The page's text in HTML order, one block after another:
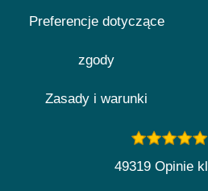
Preferencje dotyczące
zgody
Zasady i warunki
49319 Opinie